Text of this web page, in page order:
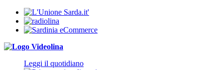
Leggi il quotidiano